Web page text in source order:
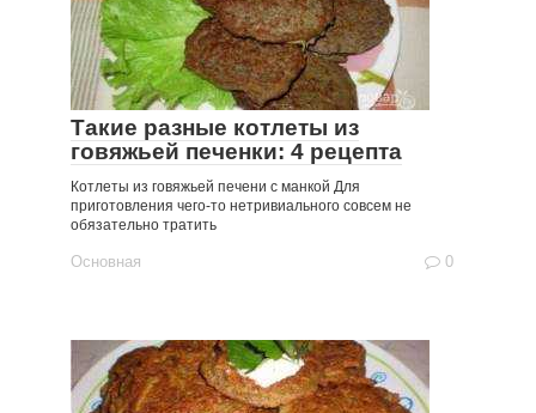
Такие разные котлеты из
говяжьей печенки: 4 рецепта
Котлеты из говяжьей печени с манкой Для
приготовления чего-то нетривиального совсем не
обязательно тратить
Основная 0